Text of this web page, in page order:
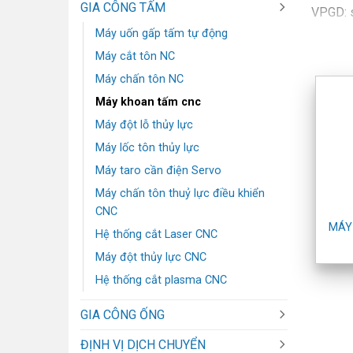
GIA CÔNG TẤM
Máy uốn gấp tấm tự động
Máy cắt tôn NC
Máy chấn tôn NC
Máy khoan tấm cnc
Máy đột lỗ thủy lực
Máy lốc tôn thủy lực
Máy taro cần điện Servo
Máy chấn tôn thuỷ lực điều khiển
CNC
Hệ thống cắt Laser CNC
Máy đột thủy lực CNC
Hệ thống cắt plasma CNC
GIA CÔNG ỐNG
ĐỊNH VỊ DỊCH CHUYỂN
VPGD:
Địa
Điện
Bản